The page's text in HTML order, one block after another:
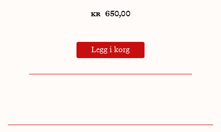
kr 650,00
Legg i korg